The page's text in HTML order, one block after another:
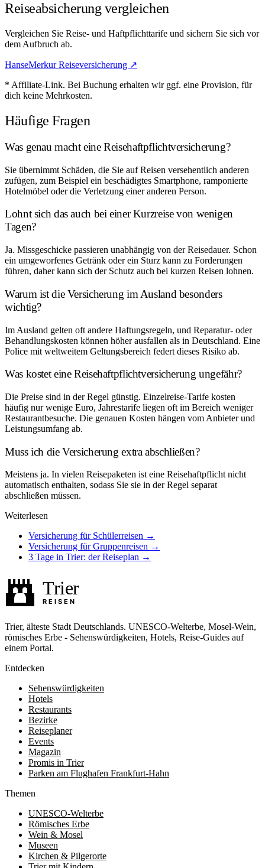
Reiseabsicherung vergleichen
Vergleichen Sie Reise- und Haftpflichttarife und sichern Sie sich vor
dem Aufbruch ab.
HanseMerkur Reiseversicherung ↗
* Affiliate-Link. Bei Buchung erhalten wir ggf. eine Provision, für
dich keine Mehrkosten.
Häufige Fragen
Was genau macht eine Reisehaftpflichtversicherung?
Sie übernimmt Schäden, die Sie auf Reisen versehentlich anderen
zufügen, zum Beispiel ein beschädigtes Smartphone, ramponierte
Hotelmöbel oder die Verletzung einer anderen Person.
Lohnt sich das auch bei einer Kurzreise von wenigen
Tagen?
Ja. Missgeschicke passieren unabhängig von der Reisedauer. Schon
ein umgeworfenes Getränk oder ein Sturz kann zu Forderungen
führen, daher kann sich der Schutz auch bei kurzen Reisen lohnen.
Warum ist die Versicherung im Ausland besonders
wichtig?
Im Ausland gelten oft andere Haftungsregeln, und Reparatur- oder
Behandlungskosten können höher ausfallen als in Deutschland. Eine
Police mit weltweitem Geltungsbereich federt dieses Risiko ab.
Was kostet eine Reisehaftpflichtversicherung ungefähr?
Die Preise sind in der Regel günstig. Einzelreise-Tarife kosten
häufig nur wenige Euro, Jahrestarife liegen oft im Bereich weniger
Restaurantbesuche. Die genauen Kosten hängen vom Anbieter und
Leistungsumfang ab.
Muss ich die Versicherung extra abschließen?
Meistens ja. In vielen Reisepaketen ist eine Reisehaftpflicht nicht
automatisch enthalten, sodass Sie sie in der Regel separat
abschließen müssen.
Weiterlesen
Versicherung für Schülerreisen →
Versicherung für Gruppenreisen →
3 Tage in Trier: der Reiseplan →
Trier, älteste Stadt Deutschlands. UNESCO-Welterbe, Mosel-Wein,
römisches Erbe - Sehenswürdigkeiten, Hotels, Reise-Guides auf
einem Portal.
Entdecken
Sehenswürdigkeiten
Hotels
Restaurants
Bezirke
Reiseplaner
Events
Magazin
Promis in Trier
Parken am Flughafen Frankfurt-Hahn
Themen
UNESCO-Welterbe
Römisches Erbe
Wein & Mosel
Museen
Kirchen & Pilgerorte